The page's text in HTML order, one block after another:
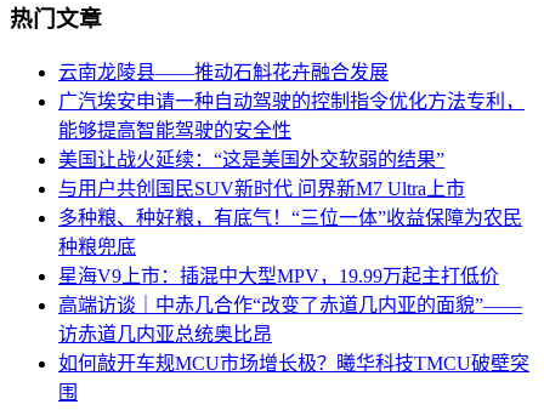
热门文章
云南龙陵县――推动石斛花卉融合发展
广汽埃安申请一种自动驾驶的控制指令优化方法专利，
能够提高智能驾驶的安全性
美国让战火延续：“这是美国外交软弱的结果”
与用户共创国民SUV新时代 问界新M7 Ultra上市
多种粮、种好粮，有底气！“三位一体”收益保障为农民
种粮兜底
星海V9上市：插混中大型MPV，19.99万起主打低价
高端访谈｜中赤几合作“改变了赤道几内亚的面貌”――
访赤道几内亚总统奥比昂
如何敲开车规MCU市场增长极？曦华科技TMCU破壁突
围